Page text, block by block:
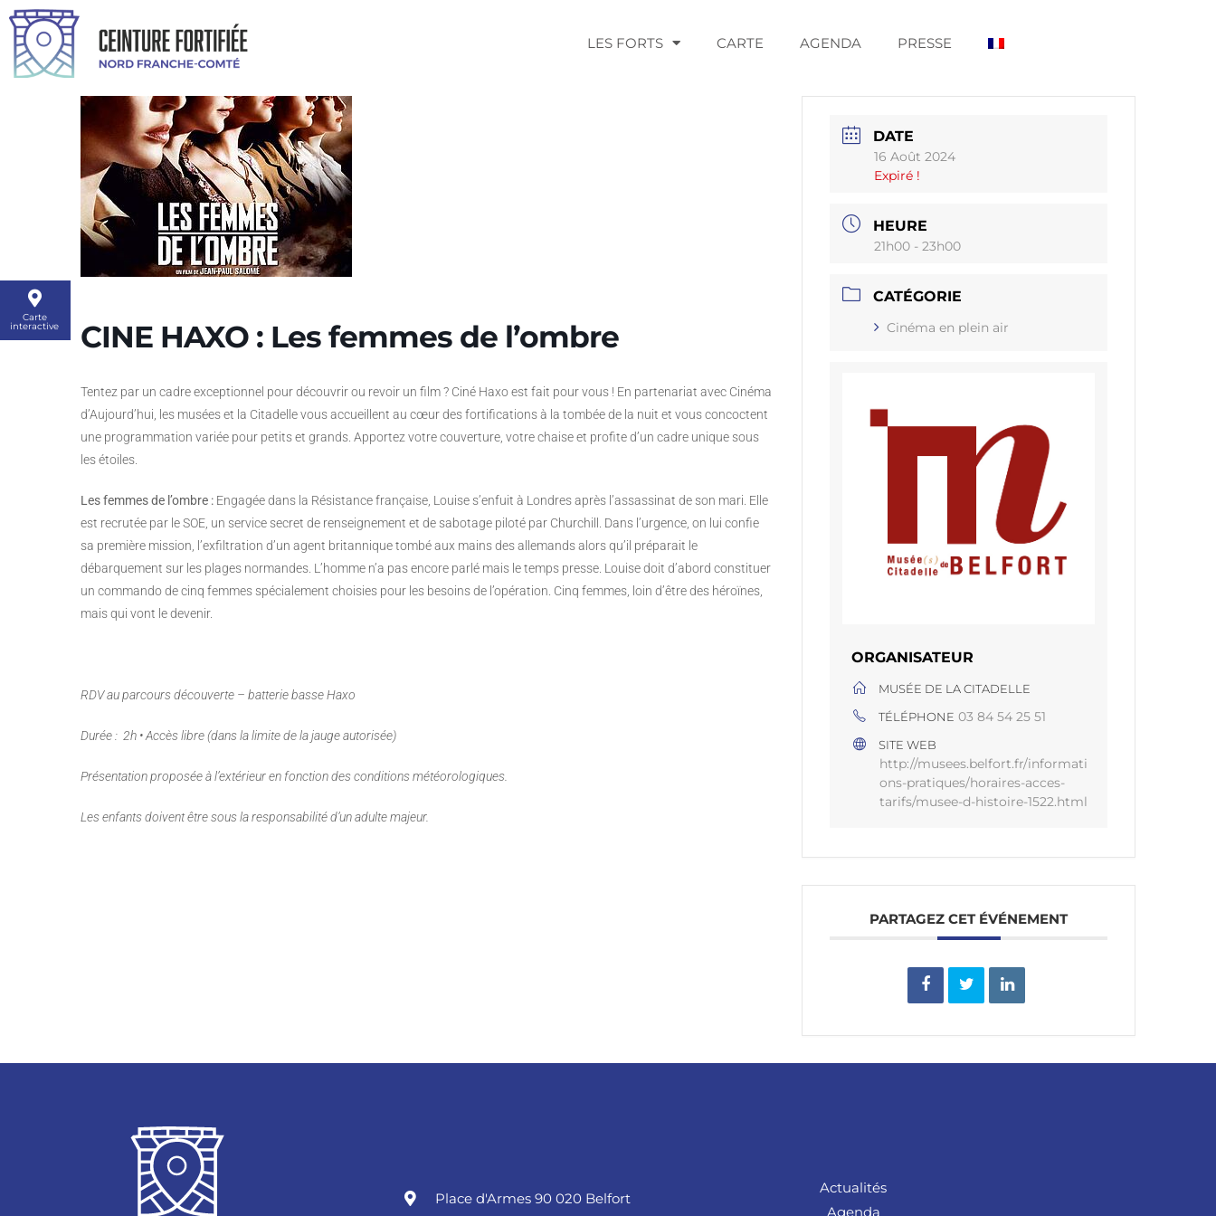
LES FORTS CARTE AGENDA PRESSE
Carte
interactive CINE HAXO : Les femmes de l’ombre
Tentez par un cadre exceptionnel pour découvrir ou revoir un film ? Ciné Haxo est fait pour vous ! En partenariat avec Cinéma
d’Aujourd’hui, les musées et la Citadelle vous accueillent au cœur des fortifications à la tombée de la nuit et vous concoctent
une programmation variée pour petits et grands. Apportez votre couverture, votre chaise et profite d’un cadre unique sous
les étoiles.
Les femmes de l’ombre : Engagée dans la Résistance française, Louise s’enfuit à Londres après l’assassinat de son mari. Elle
est recrutée par le SOE, un service secret de renseignement et de sabotage piloté par Churchill. Dans l’urgence, on lui confie
sa première mission, l’exfiltration d’un agent britannique tombé aux mains des allemands alors qu’il préparait le
débarquement sur les plages normandes. L’homme n’a pas encore parlé mais le temps presse. Louise doit d’abord constituer
un commando de cinq femmes spécialement choisies pour les besoins de l’opération. Cinq femmes, loin d’être des héroïnes,
mais qui vont le devenir.
RDV au parcours découverte – batterie basse Haxo
Durée : 2h • Accès libre (dans la limite de la jauge autorisée)
Présentation proposée à l’extérieur en fonction des conditions météorologiques.
Les enfants doivent être sous la responsabilité d’un adulte majeur.
DATE
16 Août 2024
Expiré !
HEURE
21h00 - 23h00
CATÉGORIE
Cinéma en plein air
ORGANISATEUR
MUSÉE DE LA CITADELLE
TÉLÉPHONE 03 84 54 25 51
SITE WEB
http://musees.belfort.fr/informati
ons-pratiques/horaires-acces-
tarifs/musee-d-histoire-1522.html
PARTAGEZ CET ÉVÉNEMENT
Place d'Armes 90 020 Belfort
Actualités
Agenda